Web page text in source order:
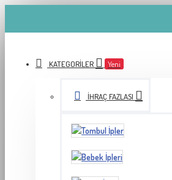
KATEGORILER Yeni
İHRAÇ FAZLASI